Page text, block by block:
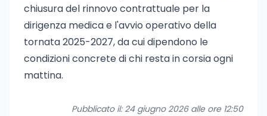
chiusura del rinnovo contrattuale per la
dirigenza medica e l'avvio operativo della
tornata 2025-2027, da cui dipendono le
condizioni concrete di chi resta in corsia ogni
mattina.
Pubblicato il: 24 giugno 2026 alle ore 12:50